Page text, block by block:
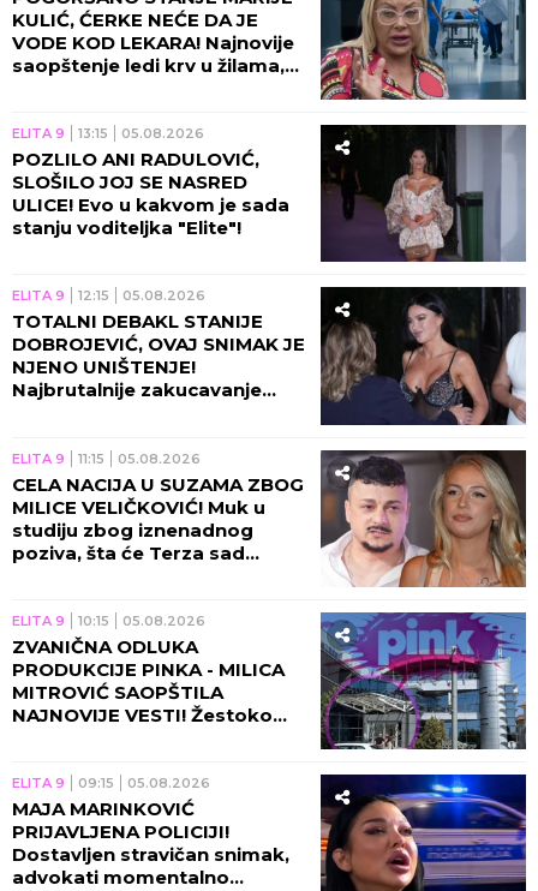
KULIĆ, ĆERKE NEĆE DA JE
VODE KOD LEKARA! Najnovije
saopštenje ledi krv u žilama,
ELITA 9 13:15 05.08.2026
POZLILO ANI RADULOVIĆ,
SLOŠILO JOJ SE NASRED
ULICE! Evo u kakvom je sada
stanju voditeljka "Elite"!
ELITA 9 12:15 05.08.2026
TOTALNI DEBAKL STANIJE
DOBROJEVIĆ, OVAJ SNIMAK JE
NJENO UNIŠTENJE!
Najbrutalnije zakucavanje
ELITA 9 11:15 05.08.2026
CELA NACIJA U SUZAMA ZBOG
MILICE VELIČKOVIĆ! Muk u
studiju zbog iznenadnog
poziva, šta će Terza sad
ELITA 9 10:15 05.08.2026
ZVANIČNA ODLUKA
PRODUKCIJE PINKA - MILICA
MITROVIĆ SAOPŠTILA
NAJNOVIJE VESTI! Žestoko
ELITA 9 09:15 05.08.2026
MAJA MARINKOVIĆ
PRIJAVLJENA POLICIJI!
Dostavljen stravičan snimak,
advokati momentalno